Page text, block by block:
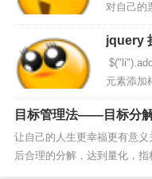
对自己的
吧？” 男
座，你瞎
默...
jquery
元素添加
目标管理法——目标分
让自己的人生更幸福更有意
后合理的分解，达到量化，